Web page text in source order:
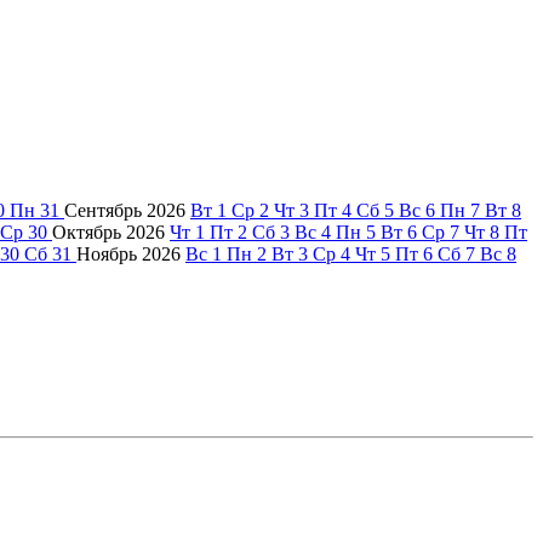
Пн 31 Сентябрь 2026 Вт 1 Ср 2 Чт 3 Пт 4 Сб 5 Вс 6 Пн 7 Вт 8
Ср 30 Октябрь 2026 Чт 1 Пт 2 Сб 3 Вс 4 Пн 5 Вт 6 Ср 7 Чт 8 Пт
30 Сб 31 Ноябрь 2026 Вс 1 Пн 2 Вт 3 Ср 4 Чт 5 Пт 6 Сб 7 Вс 8